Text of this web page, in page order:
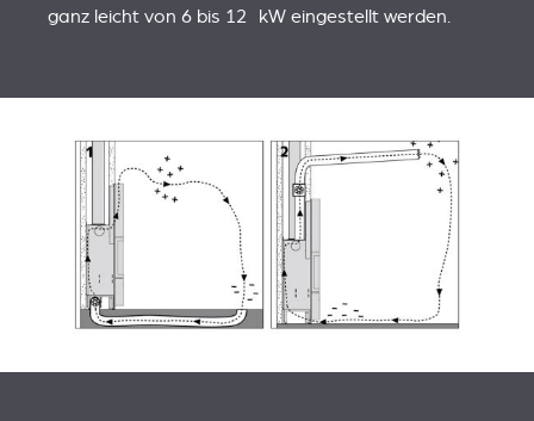
ganz leicht von 6 bis 12 kW eingestellt werden.